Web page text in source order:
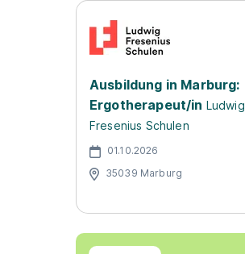
Ausbildung in Marburg:
Ergotherapeut/in Ludwig
Fresenius Schulen
01.10.2026
35039 Marburg